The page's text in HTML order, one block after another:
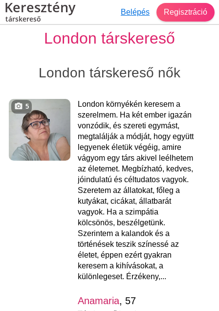
Keresztény
társkereső
Belépés Regisztráció
London társkereső
London társkereső nők
5
London környékén keresem a
szerelmem. Ha két ember igazán
vonzódik, és szereti egymást,
megtalálják a módját, hogy együtt
legyenek életük végéig, amire
vágyom egy társ akivel leélhetem
az életemet. Megbízható, kedves,
jóindulatú és céltudatos vagyok.
Szeretem az állatokat, főleg a
kutyákat, cicákat, állatbarát
vagyok. Ha a szimpátia
kölcsönös, beszélgetünk.
Szerintem a kalandok és a
történések teszik színessé az
életet, éppen ezért gyakran
keresem a kihívásokat, a
különlegeset. Érzékeny,...
Anamaria, 57